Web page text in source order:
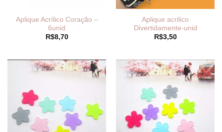
Aplique Acrílico Coração –
6unid
R$8,70
Aplique acrilico
Divertidamente-unid
R$3,50